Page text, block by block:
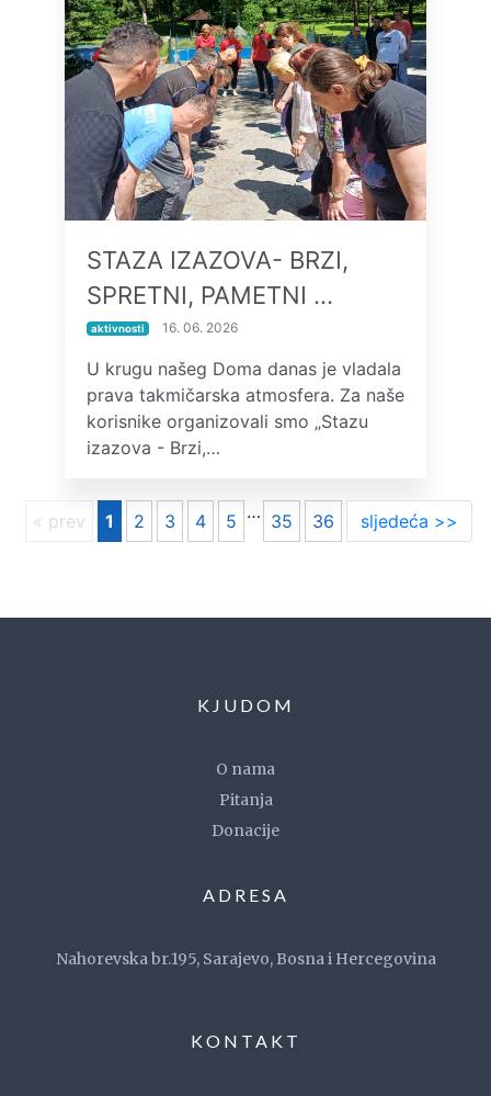
STAZA IZAZOVA- BRZI,
SPRETNI, PAMETNI …
aktivnosti 16. 06. 2026
U krugu našeg Doma danas je vladala
prava takmičarska atmosfera. Za naše
korisnike organizovali smo „Stazu
izazova - Brzi,…
« prev 1 2 3 4 5 … 35 36 sljedeća >>
KJUDOM
O nama
Pitanja
Donacije
ADRESA
Nahorevska br.195, Sarajevo, Bosna i Hercegovina
KONTAKT